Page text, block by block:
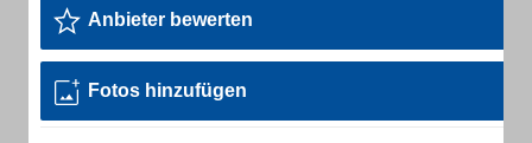
Anbieter bewerten
Fotos hinzufügen